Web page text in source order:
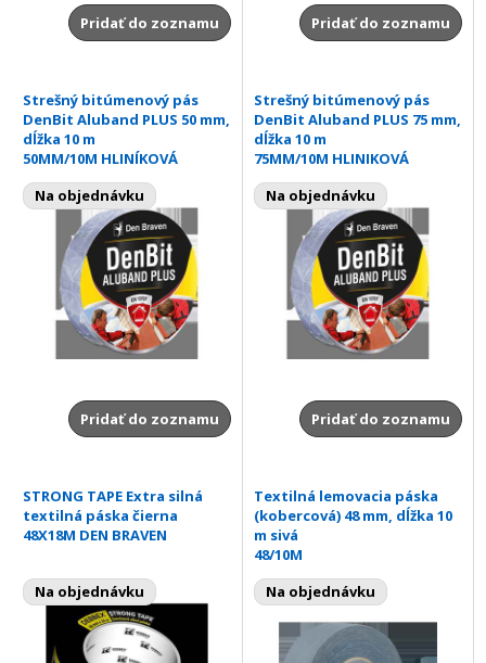
Pridať do zoznamu Pridať do zoznamu
Strešný bitúmenový pás
DenBit Aluband PLUS 50 mm,
dĺžka 10 m
50MM/10M HLINÍKOVÁ
Na objednávku
Pridať do zoznamu
Strešný bitúmenový pás
DenBit Aluband PLUS 75 mm,
dĺžka 10 m
75MM/10M HLINIKOVÁ
Na objednávku
Pridať do zoznamu
STRONG TAPE Extra silná
textilná páska čierna
48X18M DEN BRAVEN
Na objednávku
Textilná lemovacia páska
(kobercová) 48 mm, dĺžka 10
m sivá
48/10M
Na objednávku